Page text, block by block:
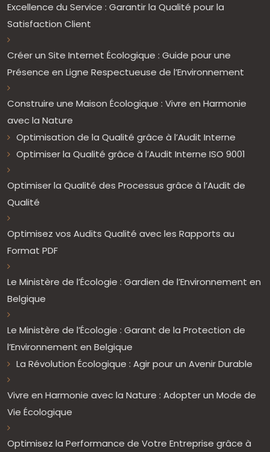
Excellence du Service : Garantir la Qualité pour la
Satisfaction Client
Créer un Site Internet Écologique : Guide pour une
Présence en Ligne Respectueuse de l’Environnement
Construire une Maison Écologique : Vivre en Harmonie
avec la Nature
Optimisation de la Qualité grâce à l’Audit Interne
Optimiser la Qualité grâce à l’Audit Interne ISO 9001
Optimiser la Qualité des Processus grâce à l’Audit de
Qualité
Optimisez vos Audits Qualité avec les Rapports au
Format PDF
Le Ministère de l’Écologie : Gardien de l’Environnement en
Belgique
Le Ministère de l’Écologie : Garant de la Protection de
l’Environnement en Belgique
La Révolution Écologique : Agir pour un Avenir Durable
Vivre en Harmonie avec la Nature : Adopter un Mode de
Vie Écologique
Optimisez la Performance de Votre Entreprise grâce à